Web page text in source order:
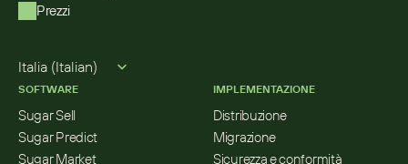
Prezzi
Italia (Italian)
SOFTWARE
Sugar Sell
Sugar Predict
Sugar Market
IMPLEMENTAZIONE
Distribuzione
Migrazione
Sicurezza e conformità